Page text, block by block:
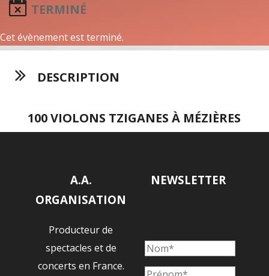
TERMINÉ
Cet évènement est terminé.
DESCRIPTION
100 VIOLONS TZIGANES À MÉZIÈRES
A.A.
ORGANISATION
Producteur de
spectacles et de
concerts en France.
NEWSLETTER